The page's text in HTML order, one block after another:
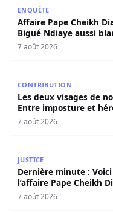
ENQUÊTE
Affaire Pape Cheikh
Bigué Ndiaye aussi
7 août 2026
CONTRIBUTION
Les deux visages de
Entre imposture et
Seydi)
7 août 2026
JUSTICE
Dernière minute :
l’affaire Pape Cheikh
7 août 2026